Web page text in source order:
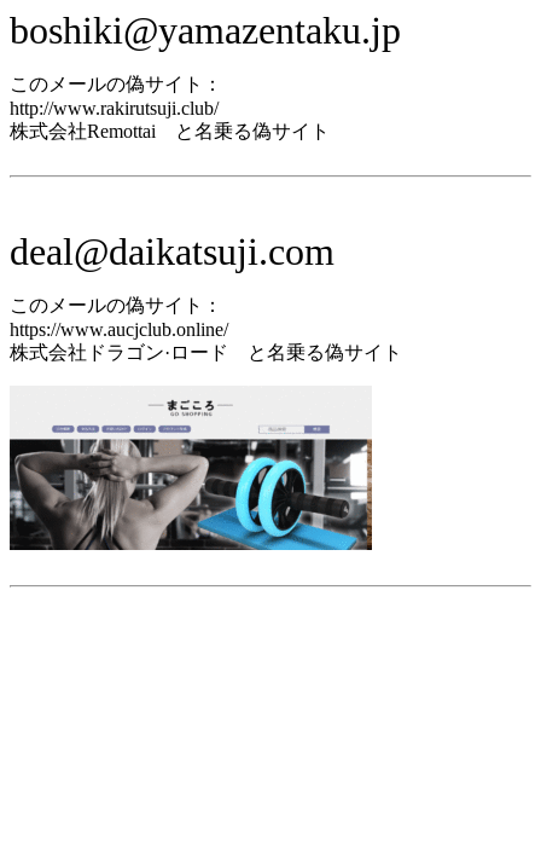
boshiki@yamazentaku.jp
このメールの偽サイト：
http://www.rakirutsuji.club/
株式会社Remottai と名乗る偽サイト
deal@daikatsuji.com
このメールの偽サイト：
https://www.aucjclub.online/
株式会社ドラゴン·ロード と名乗る偽サイト